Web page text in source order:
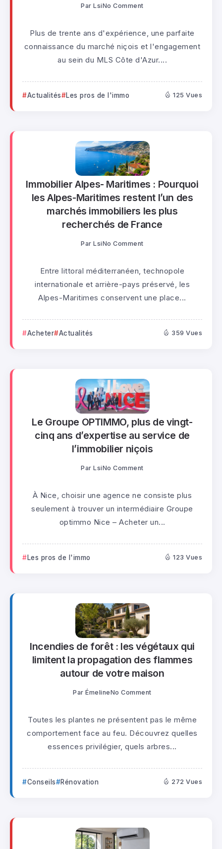
Par LsiNo Comment
Plus de trente ans d'expérience, une parfaite
connaissance du marché niçois et l'engagement
au sein du MLS Côte d'Azur....
Actualités Les pros de l'immo 125 Vues
Immobilier Alpes- Maritimes : Pourquoi
les Alpes-Maritimes restent l’un des
marchés immobiliers les plus
recherchés de France
Par LsiNo Comment
Entre littoral méditerranéen, technopole
internationale et arrière-pays préservé, les
Alpes-Maritimes conservent une place...
Acheter Actualités 359 Vues
Le Groupe OPTIMMO, plus de vingt-
cinq ans d’expertise au service de
l’immobilier niçois
Par LsiNo Comment
À Nice, choisir une agence ne consiste plus
seulement à trouver un intermédiaire Groupe
optimmo Nice – Acheter un...
Les pros de l'immo 123 Vues
Incendies de forêt : les végétaux qui
limitent la propagation des flammes
autour de votre maison
Par ÉmelineNo Comment
Toutes les plantes ne présentent pas le même
comportement face au feu. Découvrez quelles
essences privilégier, quels arbres...
Conseils Rénovation 272 Vues